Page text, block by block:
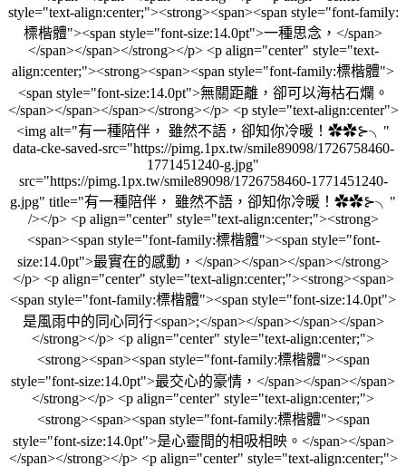
style="text-align:center;"><strong><span><span style="font-family:
標楷體"><span style="font-size:14.0pt">一種思念，</span>
</span></span></strong></p> <p align="center" style="text-
align:center;"><strong><span><span style="font-family:標楷體">
<span style="font-size:14.0pt">無關距離，卻可以海枯石爛。
</span></span></span></strong></p> <p style="text-align:center">
<img alt="有一種陪伴， 雖然不語，卻知你冷暖！✿✿⊱╮"
data-cke-saved-src="https://pimg.1px.tw/smile89098/1726758460-
1771451240-g.jpg"
src="https://pimg.1px.tw/smile89098/1726758460-1771451240-
g.jpg" title="有一種陪伴， 雖然不語，卻知你冷暖！✿✿⊱╮"
/></p> <p align="center" style="text-align:center;"><strong>
<span><span style="font-family:標楷體"><span style="font-
size:14.0pt">最實在的感動，</span></span></span></strong>
</p> <p align="center" style="text-align:center;"><strong><span>
<span style="font-family:標楷體"><span style="font-size:14.0pt">
是風雨中的同心同行<span>;</span></span></span></span>
</strong></p> <p align="center" style="text-align:center;">
<strong><span><span style="font-family:標楷體"><span
style="font-size:14.0pt">最交心的豪情，</span></span></span>
</strong></p> <p align="center" style="text-align:center;">
<strong><span><span style="font-family:標楷體"><span
style="font-size:14.0pt">是心靈間的相吸相映。</span></span>
</span></strong></p> <p align="center" style="text-align:center;">